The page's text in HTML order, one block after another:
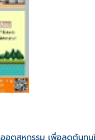
อุตสหกรรม เพื่อลดต้นทุน